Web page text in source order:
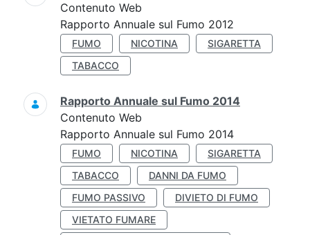
Contenuto Web
Rapporto Annuale sul Fumo 2012
FUMO NICOTINA
SIGARETTA
TABACCO
Rapporto Annuale sul Fumo 2014
Contenuto Web
Rapporto Annuale sul Fumo 2014
FUMO NICOTINA
SIGARETTA
TABACCO
DANNI DA FUMO
FUMO PASSIVO
DIVIETO DI FUMO
VIETATO FUMARE